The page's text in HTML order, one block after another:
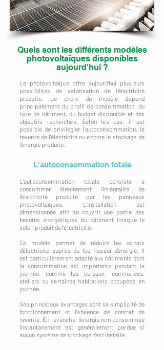
Quels sont les différents modèles
photovoltaïques disponibles
aujourd'hui ?
Le photovoltaïque offre aujourd'hui plusieurs
possibilités de valorisation de l'électricité
produite. Le choix du modèle dépend
principalement du profil de consommation, du
type de bâtiment, du budget disponible et des
objectifs recherchés. Selon les cas, il est
possible de privilégier l'autoconsommation, la
revente de l'électricité ou encore le stockage de
l'énergie produite.
L'autoconsommation totale
L'autoconsommation totale consiste à
consommer directement l'intégralité de
l'électricité produite par les panneaux
photovoltaïques. L'installation est
dimensionnée afin de couvrir une partie des
besoins énergétiques du bâtiment lorsque le
soleil produit de l'électricité.
Ce modèle permet de réduire les achats
d'électricité auprès du fournisseur d'énergie. Il
est particulièrement adapté aux bâtiments dont
la consommation est importante pendant la
journée, comme les bureaux, commerces,
ateliers ou certaines habitations occupées en
journée.
Ses principaux avantages sont sa simplicité de
fonctionnement et l'absence de contrat de
revente. En revanche, l'énergie non consommée
instantanément est généralement perdue si
aucun système de stockage n'est installé.